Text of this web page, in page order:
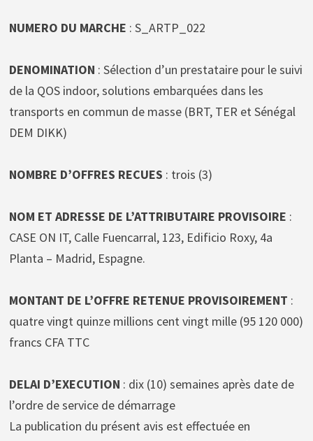
NUMERO DU MARCHE : S_ARTP_022
DENOMINATION : Sélection d’un prestataire pour le suivi
de la QOS indoor, solutions embarquées dans les
transports en commun de masse (BRT, TER et Sénégal
DEM DIKK)
NOMBRE D’OFFRES RECUES : trois (3)
NOM ET ADRESSE DE L’ATTRIBUTAIRE PROVISOIRE :
CASE ON IT, Calle Fuencarral, 123, Edificio Roxy, 4a
Planta – Madrid, Espagne.
MONTANT DE L’OFFRE RETENUE PROVISOIREMENT :
quatre vingt quinze millions cent vingt mille (95 120 000)
francs CFA TTC
DELAI D’EXECUTION : dix (10) semaines après date de
l’ordre de service de démarrage
La publication du présent avis est effectuée en